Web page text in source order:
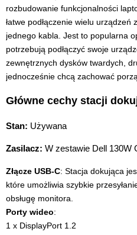
rozbudowanie funkcjonalności
łatwe podłączenie wielu urządzeń
jednego kabla. Jest to popularna
potrzebują podłączyć swoje
zewnętrznych dysków twardych,
jednocześnie chcą zachować
Główne cechy stacji
Stan: Używana
Zasilacz: W zestawie Dell 130W
Złącze USB-C: Stacja dokująca
które umożliwia szybkie
obsługę monitora.
Porty wideo:
1 x DisplayPort 1.2